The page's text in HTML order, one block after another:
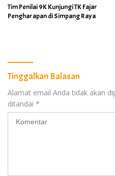
Tim Penilai 9K Kunjungi TK Fajar
Pengharapan di Simpang Raya
Tinggalkan Balasan
Alamat email Anda tidak akan
ditandai *